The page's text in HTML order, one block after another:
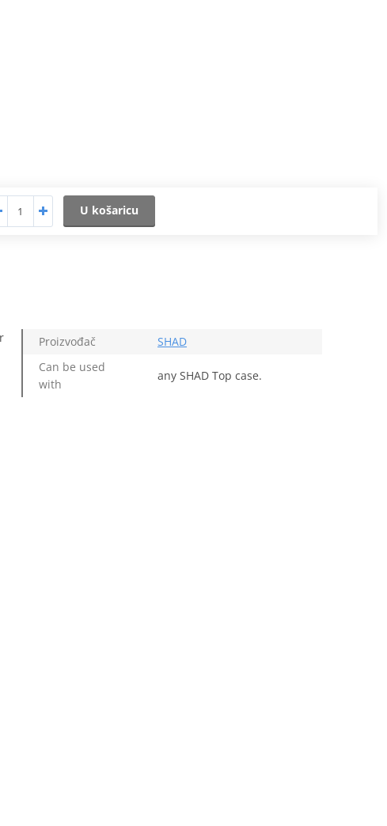
U košaricu
Proizvođač
SHAD
Can be used
with
any SHAD Top case.